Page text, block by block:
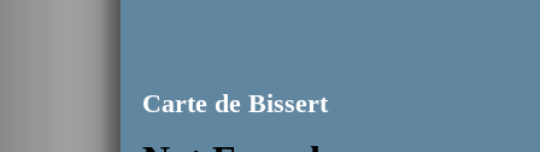
Carte de Bissert